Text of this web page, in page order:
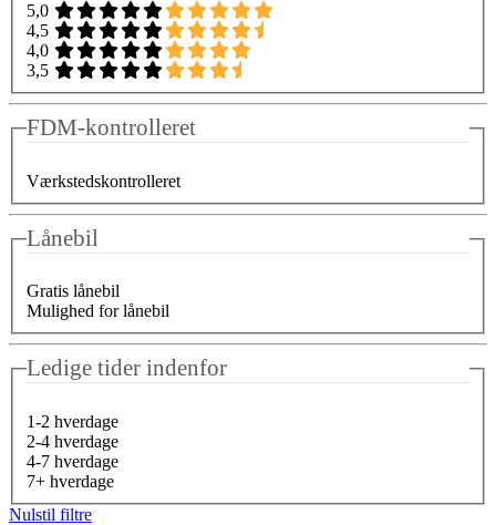
5,0
4,5
4,0
3,5
FDM-kontrolleret
Værkstedskontrolleret
Lånebil
Gratis lånebil
Mulighed for lånebil
Ledige tider indenfor
1-2 hverdage
2-4 hverdage
4-7 hverdage
7+ hverdage
Nulstil filtre